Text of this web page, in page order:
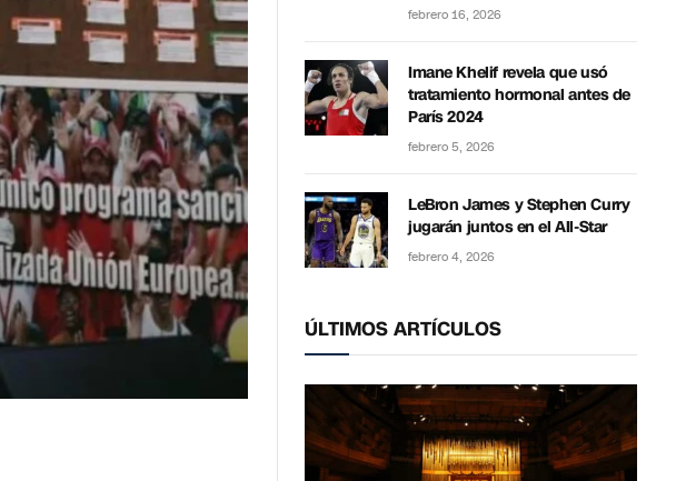
febrero 16, 2026
Imane Khelif revela que usó
tratamiento hormonal antes de
París 2024
febrero 5, 2026
LeBron James y Stephen Curry
jugarán juntos en el All-Star
febrero 4, 2026
ÚLTIMOS ARTÍCULOS